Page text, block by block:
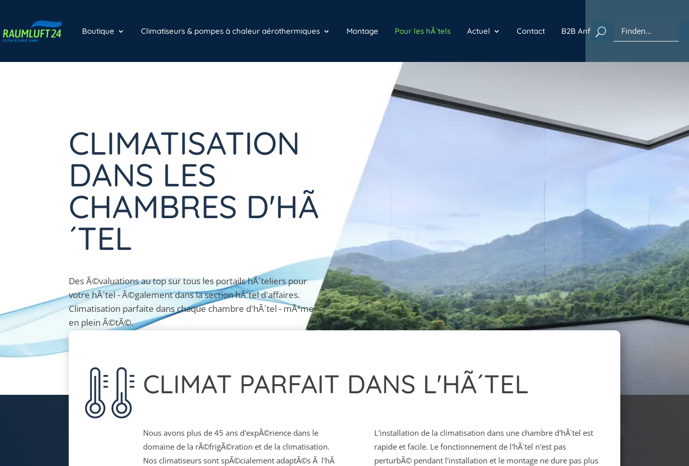
Boutique Climatiseurs & pompes à chaleur aérothermiques Montage Pour les hÃ´tels Actuel Contact B2B Anfrage
CLIMATISATION
DANS LES
CHAMBRES D'HÃ
´TEL
Des Ã©valuations au top sur tous les portails hÃ´teliers pour
votre hÃ´tel - Ã©galement dans la section hÃ´tel d'affaires.
Climatisation parfaite dans chaque chambre d'hÃ´tel - mÃªme
en plein Ã©tÃ©.
CLIMAT PARFAIT DANS L'HÃ´TEL
Nous avons plus de 45 ans d'expÃ©rience dans le
domaine de la rÃ©frigÃ©ration et de la climatisation.
Nos climatiseurs sont spÃ©cialement adaptÃ©s Ã l'hÃ
L'installation de la climatisation dans une chambre d'hÃ´tel est
rapide et facile. Le fonctionnement de l'hÃ´tel n'est pas
perturbÃ© pendant l'installation et le montage ne dure pas plus